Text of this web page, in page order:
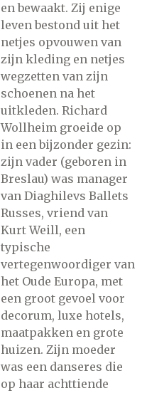
en bewaakt. Zij enige
leven bestond uit het
netjes opvouwen van
zijn kleding en netjes
wegzetten van zijn
schoenen na het
uitkleden. Richard
Wollheim groeide op
in een bijzonder gezin:
zijn vader (geboren in
Breslau) was manager
van Diaghilevs Ballets
Russes, vriend van
Kurt Weill, een
typische
vertegenwoordiger van
het Oude Europa, met
een groot gevoel voor
decorum, luxe hotels,
maatpakken en grote
huizen. Zijn moeder
was een danseres die
op haar achttiende